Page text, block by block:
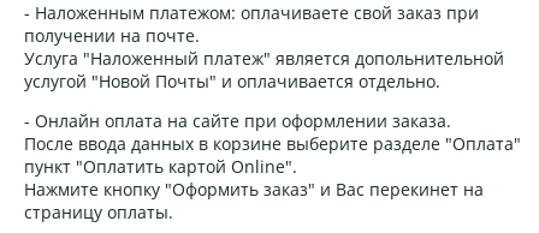
- Наложенным платежом: оплачиваете свой заказ при
получении на почте.
Услуга "Наложенный платеж" является допольнительной
услугой "Новой Почты" и оплачивается отдельно.
- Онлайн оплата на сайте при оформлении заказа.
После ввода данных в корзине выберите разделе "Оплата"
пункт "Оплатить картой Online".
Нажмите кнопку "Оформить заказ" и Вас перекинет на
страницу оплаты.